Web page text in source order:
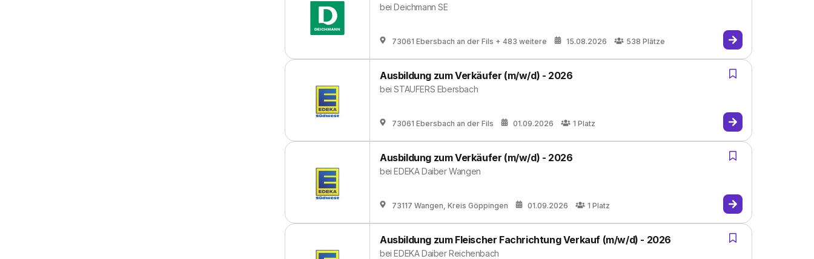
beiDeichmann SE
73061 Ebersbach an der Fils + 483 weitere 15.08.2026 538 Plätze
Ausbildung zum Verkäufer (m/w/d) - 2026
beiSTAUFERS Ebersbach
73061 Ebersbach an der Fils 01.09.2026 1 Platz
Ausbildung zum Verkäufer (m/w/d) - 2026
beiEDEKA Daiber Wangen
73117 Wangen, Kreis Göppingen 01.09.2026 1 Platz
Ausbildung zum Fleischer Fachrichtung Verkauf (m/w/d) - 2026
beiEDEKA Daiber Reichenbach